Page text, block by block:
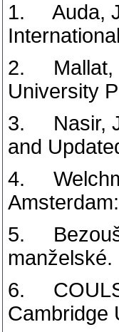
1. Auda,
2. Mallat,
University
3. Nasir,
and
4.
5.
6.
Cambridge